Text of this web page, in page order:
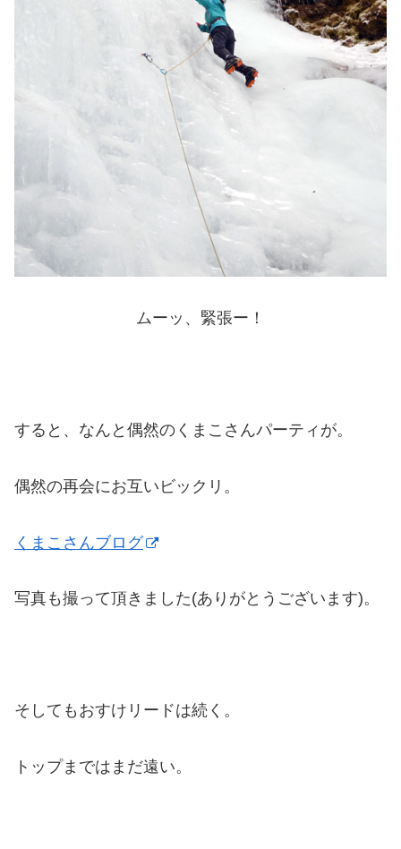
ムーッ、緊張ー！
すると、なんと偶然のくまこさんパーティが。
偶然の再会にお互いビックリ。
くまこさんブログ
写真も撮って頂きました(ありがとうございます)。
そしてもおすけリードは続く。
トップまではまだ遠い。